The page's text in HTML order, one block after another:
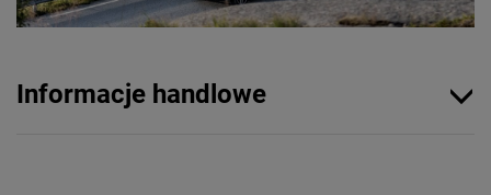
Informacje handlowe